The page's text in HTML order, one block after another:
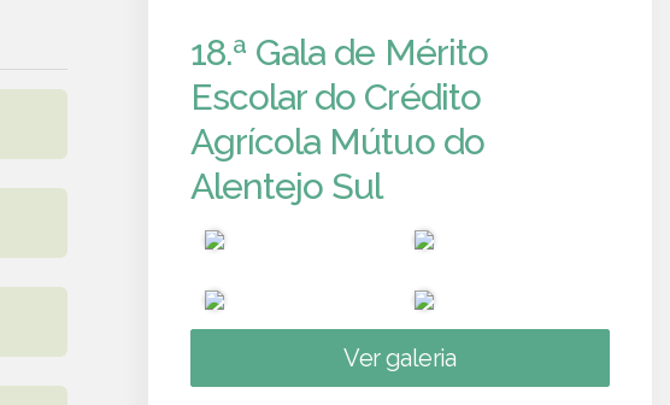
18.ª Gala de Mérito
Escolar do Crédito
Agrícola Mútuo do
Alentejo Sul
Ver galeria